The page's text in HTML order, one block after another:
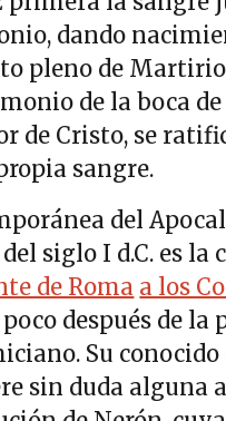
dando
pleno de
de la boca
de Cristo, se
sangre.
del
siglo I d.C. es la
de Roma a los
después de la
Su
sin duda alguna